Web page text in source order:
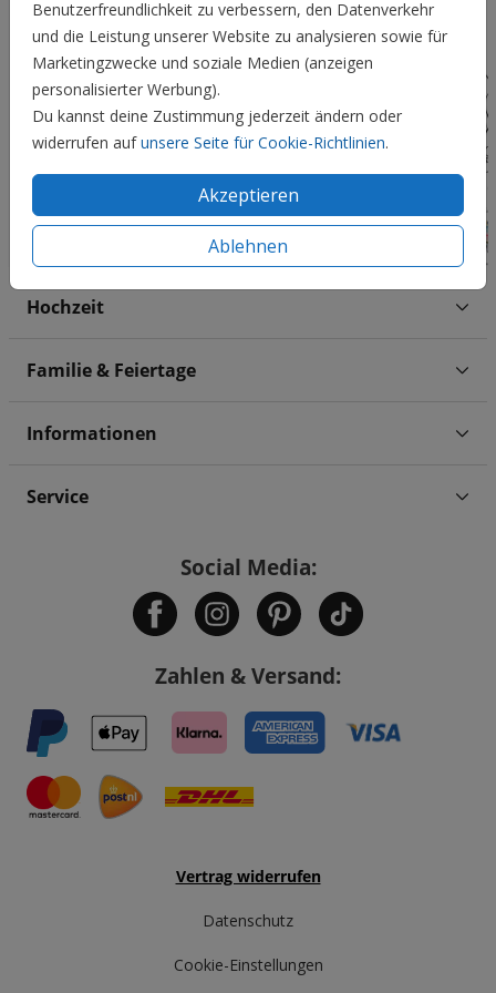
Benutzerfreundlichkeit zu verbessern, den Datenverkehr
und die Leistung unserer Website zu analysieren sowie für
Marketingzwecke und soziale Medien (anzeigen
personalisierter Werbung).
Du kannst deine Zustimmung jederzeit ändern oder
widerrufen aufunsere Seite für Cookie-Richtlinien.
Akzeptieren
Ablehnen
Hochzeit
Familie & Feiertage
Informationen
Service
Social Media:
Zahlen & Versand:
Vertrag widerrufen
Datenschutz
Cookie-Einstellungen